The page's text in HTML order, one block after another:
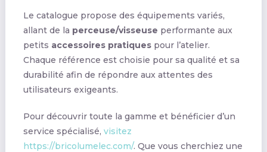
Le catalogue propose des équipements variés,
allant de la perceuse/visseuse performante aux
petits accessoires pratiquespour l’atelier.
Chaque référence est choisie pour sa qualité et sa
durabilité afin de répondre aux attentes des
utilisateurs exigeants.
Pour découvrir toute la gamme et bénéficier d’un
service spécialisé, visitez
https://bricolumelec.com/. Que vous cherchiez une